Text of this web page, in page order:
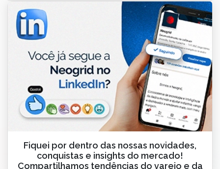
Fiquei por dentro das nossas novidades,
conquistas e insights do mercado!
Compartilhamos tendências do varejo e da